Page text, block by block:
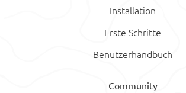
Installation
Erste Schritte
Benutzerhandbuch
Community